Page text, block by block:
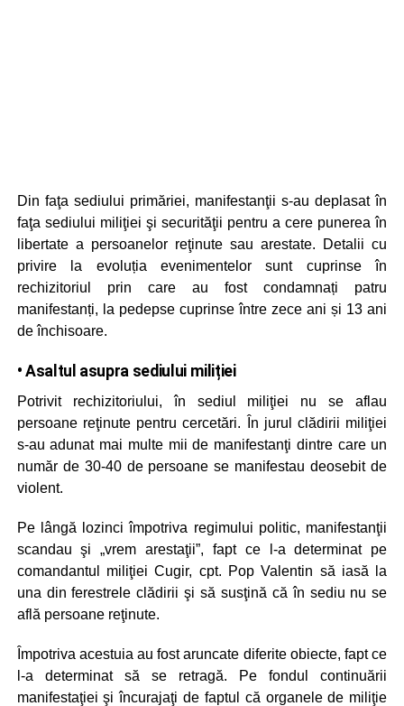
Din faţa sediului primăriei, manifestanţii s-au deplasat în
faţa sediului miliţiei şi securităţii pentru a cere punerea în
libertate a persoanelor reţinute sau arestate. Detalii cu
privire la evoluția evenimentelor sunt cuprinse în
rechizitoriul prin care au fost condamnați patru
manifestanți, la pedepse cuprinse între zece ani și 13 ani
de închisoare.
• Asaltul asupra sediului miliției
Potrivit rechizitoriului, în sediul miliţiei nu se aflau
persoane reţinute pentru cercetări. În jurul clădirii miliţiei
s-au adunat mai multe mii de manifestanţi dintre care un
număr de 30-40 de persoane se manifestau deosebit de
violent.
Pe lângă lozinci împotriva regimului politic, manifestanţii
scandau şi „vrem arestaţii”, fapt ce l-a determinat pe
comandantul miliţiei Cugir, cpt. Pop Valentin să iasă la
una din ferestrele clădirii şi să susţină că în sediu nu se
află persoane reţinute.
Împotriva acestuia au fost aruncate diferite obiecte, fapt ce
l-a determinat să se retragă. Pe fondul continuării
manifestaţiei şi încurajaţi de faptul că organele de miliţie